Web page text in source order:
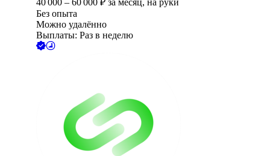
40 000 – 60 000 ₽ за месяц, на руки
Без опыта
Можно удалённо
Выплаты: Раз в неделю